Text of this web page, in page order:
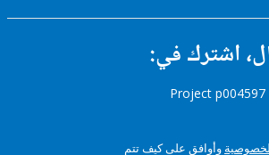
في:
وأوافق على كيف تتم